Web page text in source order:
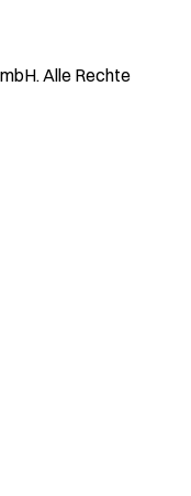
Alle Rechte